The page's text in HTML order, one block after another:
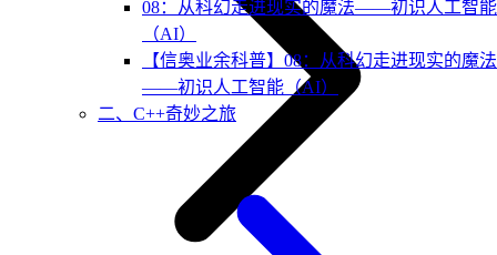
08：从科幻走进现实的魔法——初识人工智能
（AI）
【信奥业余科普】08：从科幻走进现实的魔法
——初识人工智能（AI）
二、C++奇妙之旅